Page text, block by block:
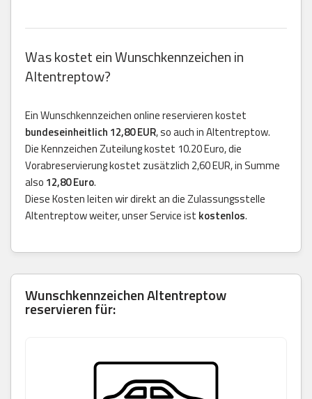
Was kostet ein Wunschkennzeichen in
Altentreptow?
Ein Wunschkennzeichen online reservieren kostet
bundeseinheitlich 12,80 EUR, so auch in Altentreptow.
Die Kennzeichen Zuteilung kostet 10.20 Euro, die
Vorabreservierung kostet zusätzlich 2,60 EUR, in Summe
also 12,80 Euro.
Diese Kosten leiten wir direkt an die Zulassungsstelle
Altentreptow weiter, unser Service ist kostenlos.
Wunschkennzeichen Altentreptow
reservieren für: